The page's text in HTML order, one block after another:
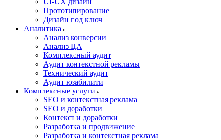
UI‑UX дизайн
Прототипирование
Дизайн под ключ
Аналитика
Анализ конверсии
Анализ ЦА
Комплексный аудит
Аудит контекстной рекламы
Технический аудит
Аудит юзабилити
Комплексные услуги
SEO и контекстная реклама
SEO и доработки
Контекст и доработки
Разработка и продвижение
Разработка и контекстная реклама